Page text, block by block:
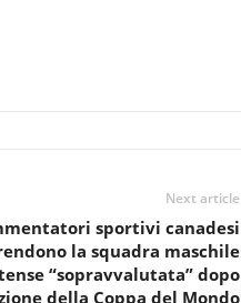
Next article
sportivi canadesi
la squadra maschile
“sopravvalutata” dopo
della Coppa del Mondo